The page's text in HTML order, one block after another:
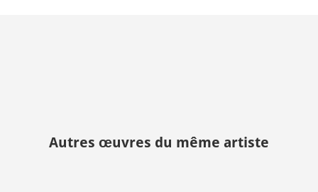
Autres œuvres du même artiste